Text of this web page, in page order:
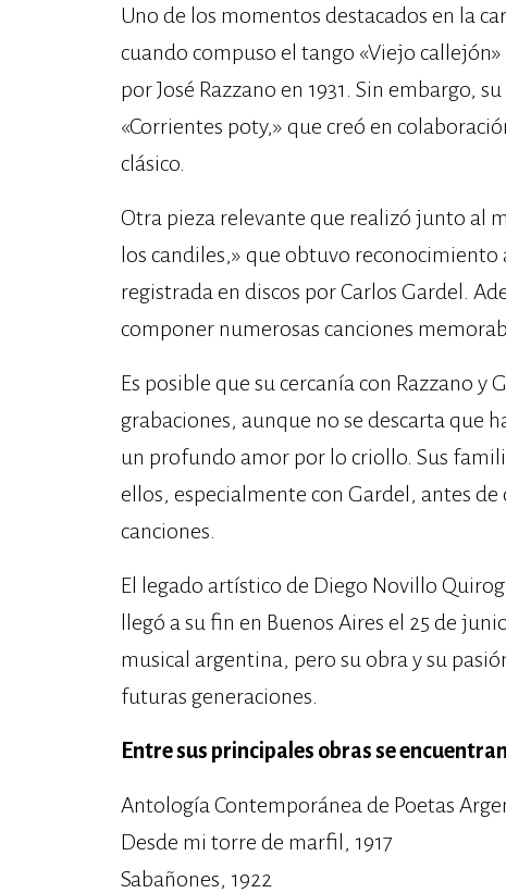
Uno de los momentos destacados en la
cuando compuso el tango «Viejo
por José Razzano en 1931. Sin embargo,
«Corrientes poty,» que creó en
clásico.
Otra pieza relevante que realizó junto al
los candiles,» que obtuvo reconocimiento
registrada en discos por Carlos Gardel.
componer numerosas canciones
Es posible que su cercanía con Razzano y
grabaciones, aunque no se descarta que
un profundo amor por lo criollo. Sus
ellos, especialmente con Gardel, antes
canciones.
El legado artístico de Diego Novillo
llegó a su fin en Buenos Aires el 25 de
musical argentina, pero su obra y su
futuras generaciones.
Entre sus principales obras se
Antología Contemporánea de Poetas
Desde mi torre de marfil, 1917
Sabañones, 1922